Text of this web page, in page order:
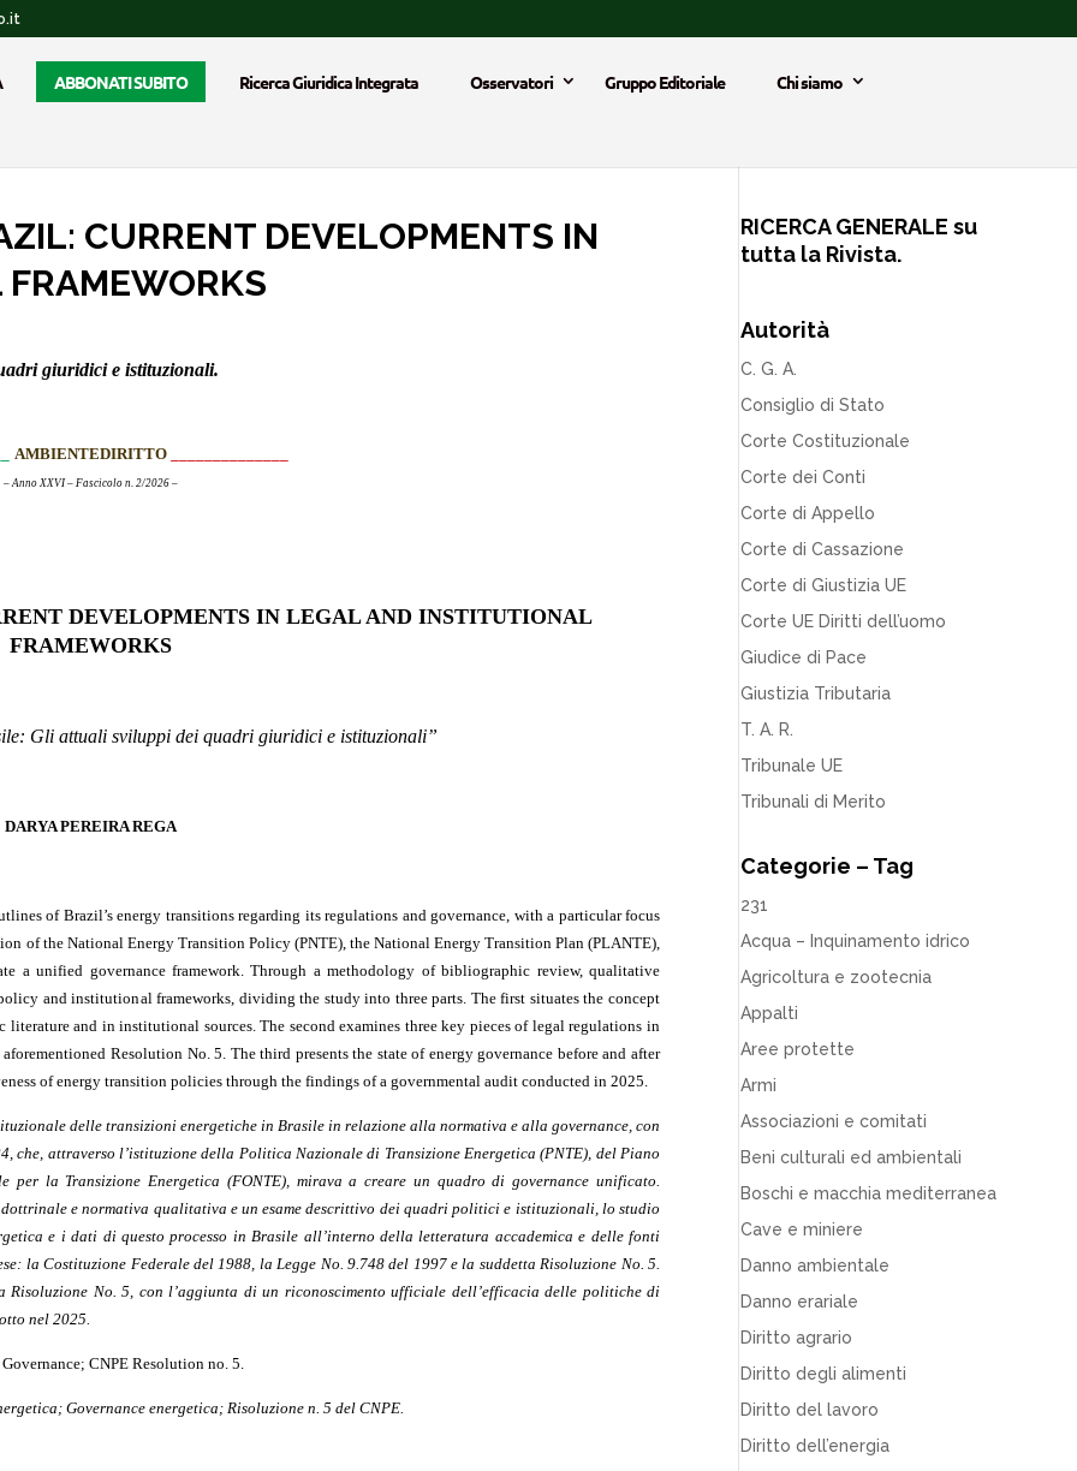
ABBONATI SUBITO Ricerca Giuridica Integrata Osservatori Gruppo Editoriale
Chi siamo
CURRENT DEVELOPMENTS IN
giuridici e istituzionali.
AMBIENTEDIRITTO
– Anno XXVI– Fascicolo n. 2/2026 –
DEVELOPMENTS IN LEGAL AND INSTITUTIONAL
FRAMEWORKS
Gli attuali sviluppi dei quadri giuridici e istituzionali”
DARYA PEREIRA REGA
of Brazil’s energy transitions regarding its regulations and governance, with a particular focus
of the National Energy Transition Policy (PNTE), the National Energy Transition Plan (PLANTE),
a unified governance framework. Through a methodology of bibliographic review, qualitative
and institutional frameworks, dividing the study into three parts. The first situates the concept
and in institutional sources. The second examines three key pieces of legal regulations in
Resolution No. 5. The third presents the state of energy governance before and after
of energy transition policies through the findings of a governmental audit conducted in 2025.
delle transizioni energetiche in Brasile in relazione alla normativa e alla governance, con
che, attraverso l’istituzione della Politica Nazionale di Transizione Energetica (PNTE), del Piano
per la Transizione Energetica (FONTE), mirava a creare un quadro di governance unificato.
e normativa qualitativa e un esame descrittivo dei quadri politici e istituzionali, lo studio
e i dati di questo processo in Brasile all’interno della letteratura accademica e delle fonti
la Costituzione Federale del 1988, la Legge No. 9.748 del 1997 e la suddetta Risoluzione No. 5.
No. 5, con l’aggiunta di un riconoscimento ufficiale dell’efficacia delle politiche di
nel 2025.
CNPE Resolution no. 5.
Governance energetica; Risoluzione n. 5 del CNPE.
RICERCA GENERALE su
tutta la Rivista.
Autorità
C. G. A.
Consiglio di Stato
Corte Costituzionale
Corte dei Conti
Corte di Appello
Corte di Cassazione
Corte di Giustizia UE
Corte UE Diritti dell’uomo
Giudice di Pace
Giustizia Tributaria
T. A. R.
Tribunale UE
Tribunali di Merito
Categorie – Tag
231
Acqua – Inquinamento idrico
Agricoltura e zootecnia
Appalti
Aree protette
Armi
Associazioni e comitati
Beni culturali ed ambientali
Boschi e macchia mediterranea
Cave e miniere
Danno ambientale
Danno erariale
Diritto agrario
Diritto degli alimenti
Diritto del lavoro
Diritto dell’energia